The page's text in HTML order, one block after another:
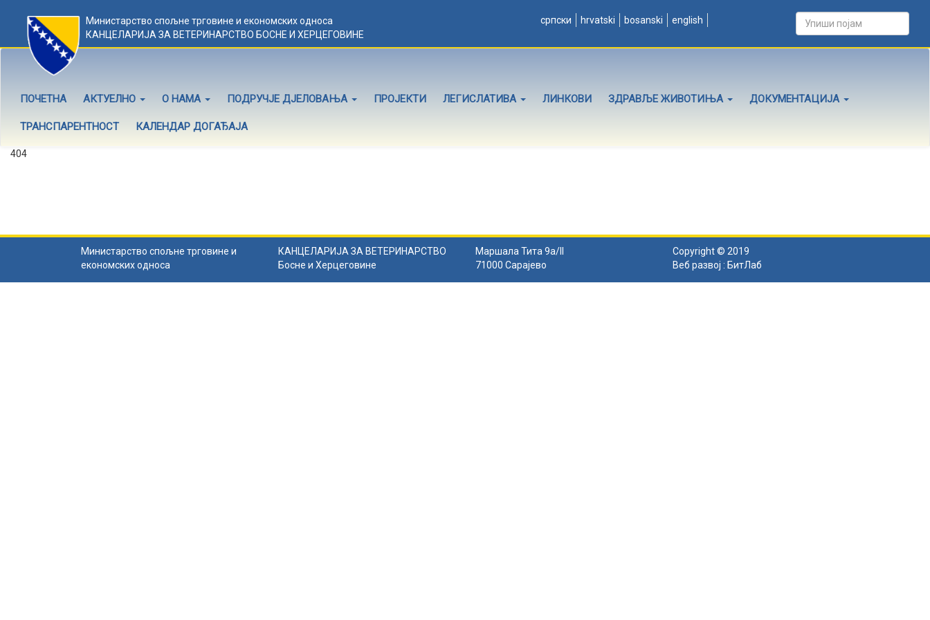
Министарство спољне трговине и економских односа
КАНЦЕЛАРИЈА ЗА ВЕТЕРИНАРСТВО БОСНЕ И ХЕРЦЕГОВИНЕ
српски hrvatski bosanski english
ПОЧЕТНА АКТУЕЛНО О НАМА ПОДРУЧЈЕ ДЈЕЛОВАЊА ПРОЈЕКТИ ЛЕГИСЛАТИВА ЛИНКОВИ ЗДРАВЉЕ ЖИВОТИЊА ДОКУМЕНТАЦИЈА
ТРАНСПАРЕНТНОСТ КАЛЕНДАР ДОГАЂАЈА
404
Министарство спољне трговине и
економских односа
КАНЦЕЛАРИЈА ЗА ВЕТЕРИНАРСТВО
Босне и Херцеговине
Маршала Тита 9а/II
71000 Сарајево
Copyright © 2019
Веб развој : БитЛаб